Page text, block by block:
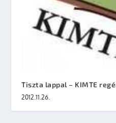
Tiszta lappal – KIMTE
2012.11.26.